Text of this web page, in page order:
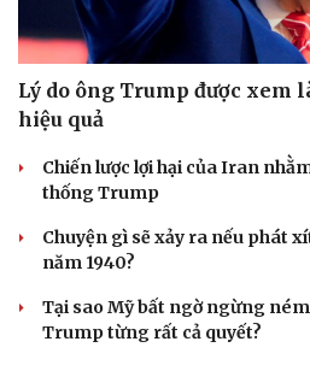
Lý do ông Trump được xem
hiệu quả
Chiến lược lợi hại của Iran
thống Trump
Chuyện gì sẽ xảy ra nếu phát
năm 1940?
Tại sao Mỹ bất ngờ ngừng
Trump từng rất cả quyết?